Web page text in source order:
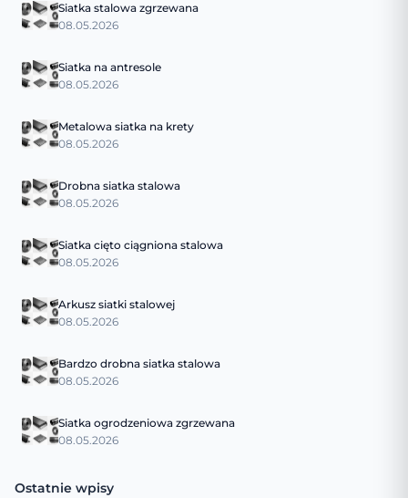
Siatka stalowa zgrzewana
08.05.2026
Siatka na antresole
08.05.2026
Metalowa siatka na krety
08.05.2026
Drobna siatka stalowa
08.05.2026
Siatka cięto ciągniona stalowa
08.05.2026
Arkusz siatki stalowej
08.05.2026
Bardzo drobna siatka stalowa
08.05.2026
Siatka ogrodzeniowa zgrzewana
08.05.2026
Ostatnie wpisy